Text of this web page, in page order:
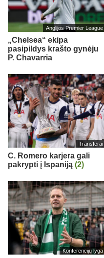
Anglijos Premier League
„Chelsea“ ekipa
pasipildys krašto gynėju
P. Chavarria
Transferai
C. Romero karjera gali
pakrypti į Ispaniją (2)
Konferencijų lyga